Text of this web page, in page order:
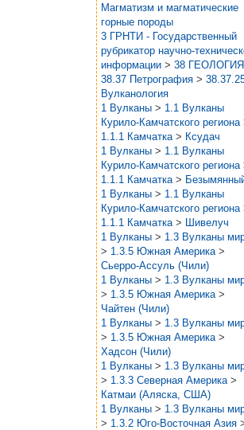
Магматизм и магматические
горные породы
3 ГРНТИ - Государственный
рубрикатор научно-
информации > 38 ГЕОЛОГИЯ
38.37 Петрография >
Вулканология
1 Вулканы > 1.1 Вулканы
Курило-Камчатского региона
1.1.1 Камчатка > Ксудач
1 Вулканы > 1.1 Вулканы
Курило-Камчатского региона
1.1.1 Камчатка >
1 Вулканы > 1.1 Вулканы
Курило-Камчатского региона
1.1.1 Камчатка > Шивелуч
1 Вулканы > 1.3 Вулканы
> 1.3.5 Южная Америка >
Сьерро-Ассуль (Чили)
1 Вулканы > 1.3 Вулканы
> 1.3.5 Южная Америка >
Чайтен (Чили)
1 Вулканы > 1.3 Вулканы
> 1.3.5 Южная Америка >
Хадсон (Чили)
1 Вулканы > 1.3 Вулканы
> 1.3.3 Северная Америка >
Катмаи (Аляска, США)
1 Вулканы > 1.3 Вулканы
> 1.3.2 Юго-Восточная Азия